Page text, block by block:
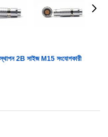
2B সাইজ M15 সংযোগকারী